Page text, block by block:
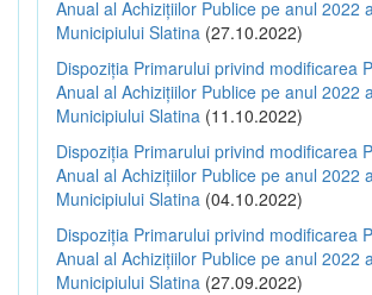
Anual al Achizițiilor Publice pe anul 2022
Municipiului Slatina (27.10.2022)
Dispoziția Primarului privind modificarea
Anual al Achizițiilor Publice pe anul 2022
Municipiului Slatina (11.10.2022)
Dispoziția Primarului privind modificarea
Anual al Achizițiilor Publice pe anul 2022
Municipiului Slatina (04.10.2022)
Dispoziția Primarului privind modificarea
Anual al Achizițiilor Publice pe anul 2022
Municipiului Slatina (27.09.2022)